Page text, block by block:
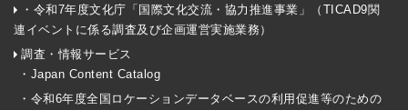
・令和7年度文化庁「国際文化交流・協力推進事業」（TICAD9関
連イベントに係る調査及び企画運営実施業務）
調査・情報サービス
・Japan Content Catalog
・令和6年度全国ロケーションデータベースの利用促進等のための